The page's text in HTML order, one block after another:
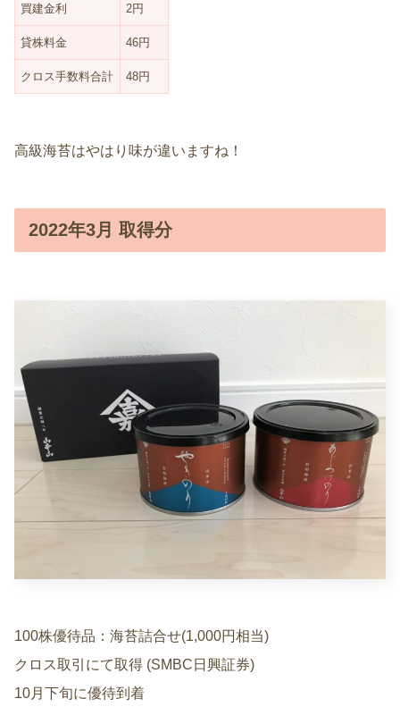
買建金利 2円
貸株料金 46円
クロス手数料合計 48円
高級海苔はやはり味が違いますね！
2022年3月 取得分
100株優待品：海苔詰合せ(1,000円相当)
クロス取引にて取得 (SMBC日興証券)
10月下旬に優待到着